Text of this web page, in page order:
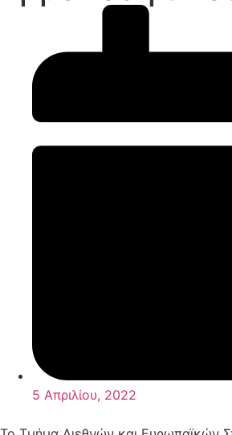
5 Απριλίου, 2022